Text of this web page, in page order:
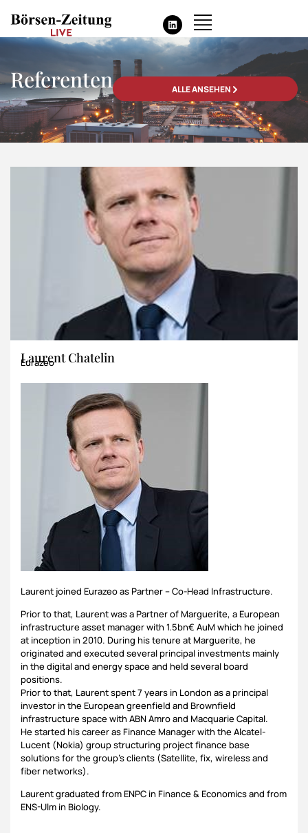
Referenten ALLE ANSEHEN
Laurent Chatelin
Eurazeo
Laurent joined Eurazeo as Partner – Co-Head Infrastructure.
Prior to that, Laurent was a Partner of Marguerite, a European
infrastructure asset manager with 1.5bn€ AuM which he joined
at inception in 2010. During his tenure at Marguerite, he
originated and executed several principal investments mainly
in the digital and energy space and held several board
positions.
Prior to that, Laurent spent 7 years in London as a principal
investor in the European greenfield and Brownfield
infrastructure space with ABN Amro and Macquarie Capital.
He started his career as Finance Manager with the Alcatel-
Lucent (Nokia) group structuring project finance base
solutions for the group’s clients (Satellite, fix, wireless and
fiber networks).
Laurent graduated from ENPC in Finance & Economics and from
ENS-Ulm in Biology.